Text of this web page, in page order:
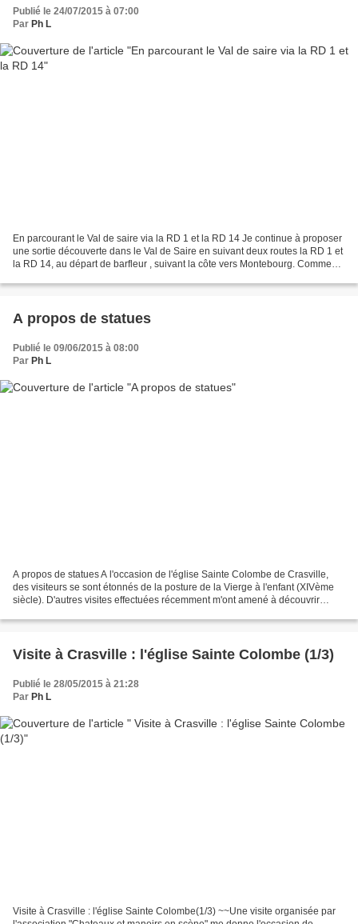
Publié le 24/07/2015 à 07:00
Par Ph L
En parcourant le Val de saire via la RD 1 et la RD 14 Je continue à proposer
une sortie découverte dans le Val de Saire en suivant deux routes la RD 1 et
la RD 14, au départ de barfleur , suivant la côte vers Montebourg. Comme
A propos de statues
Publié le 09/06/2015 à 08:00
Par Ph L
A propos de statues A l'occasion de l'église Sainte Colombe de Crasville,
des visiteurs se sont étonnés de la posture de la Vierge à l'enfant (XIVème
siècle). D'autres visites effectuées récemment m'ont amené à découvrir
Visite à Crasville : l'église Sainte Colombe (1/3)
Publié le 28/05/2015 à 21:28
Par Ph L
Visite à Crasville : l'église Sainte Colombe(1/3) ~~Une visite organisée par